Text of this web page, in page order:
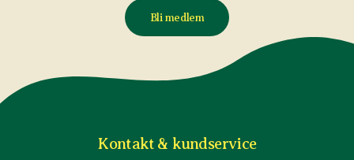
Bli medlem
Kontakt & kundservice